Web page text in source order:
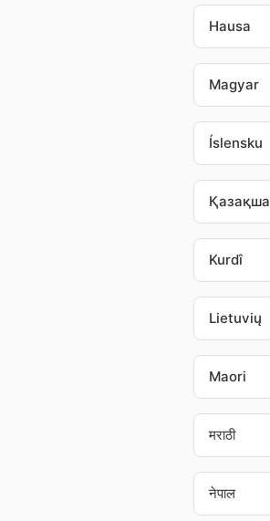
Hausa
Magyar
Íslensku
Қазақша
Kurdî
Lietuvių
Maori
मराठी
नेपाल